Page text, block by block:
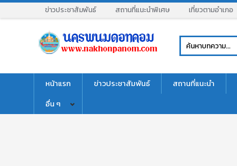
ข่าวประชาสัมพันธ์ สถานที่แนะนำพิเศษ เที่ยวตามอำเภอ
หน้าแรก ข่าวประชาสัมพันธ์ สถานที่แนะนำ
อื่น ๆ